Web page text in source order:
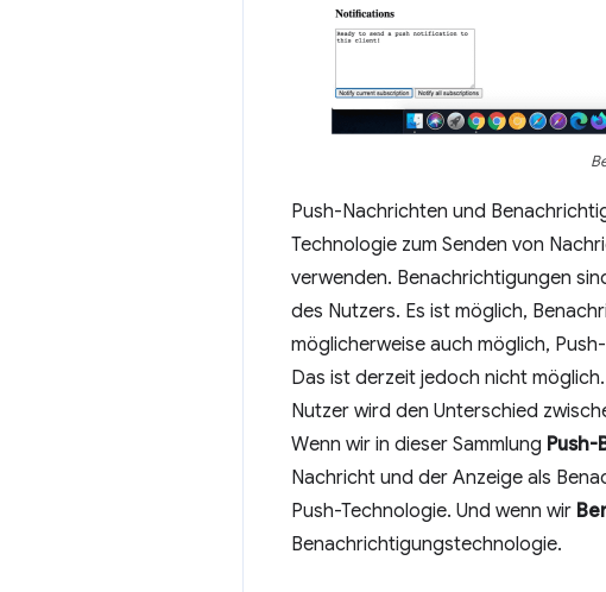
Push-Nachrichten und
Technologie zum Senden von
verwenden. Benachrichtigungen
des Nutzers. Es ist möglich,
möglicherweise auch möglich,
Das ist derzeit jedoch nicht
Nutzer wird den Unterschied
Wenn wir in dieser Sammlung
Nachricht und der Anzeige als
Push-Technologie. Und wenn wir
Benachrichtigungstechnologie.